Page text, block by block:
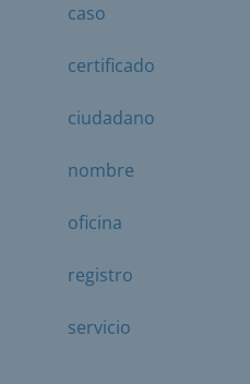
caso
certificado
ciudadano
nombre
oficina
registro
servicio